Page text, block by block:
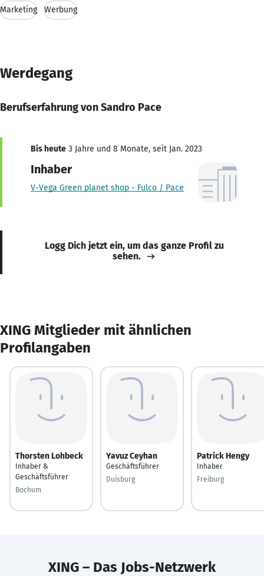
Marketing Werbung
Werdegang
Berufserfahrung von Sandro Pace
Bis heute 3 Jahre und 8 Monate, seit Jan. 2023
Inhaber
V-Vega Green planet shop - Fulco / Pace
Logg Dich jetzt ein, um das ganze Profil zu
sehen.
XING Mitglieder mit ähnlichen
Profilangaben
Thorsten Lohbeck
Inhaber &
Geschäftsführer
Bochum
Yavuz Ceyhan
Geschäftsführer
Duisburg
Patrick Hengy
Inhaber
Freiburg
XING – Das Jobs-Netzwerk